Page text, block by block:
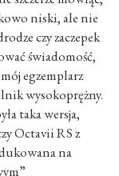
niski, ale nie
czy zaczepek
świadomość,
egzemplarz
wysokoprężny.
taka wersja,
Octavii RS z
na